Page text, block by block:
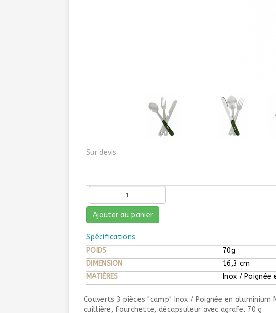
Sur devis
Ajouter au panier
Spécifications
POIDS
70g
DIMENSION
16,3 cm
MATIÈRES
Inox / Poignée
Couverts 3 pièces "camp" Inox / Poignée en
cuillière, fourchette, décapsuleur avec agrafe. 70 g